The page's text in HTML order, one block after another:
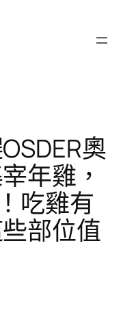
奧
年雞，
吃雞有
部位值